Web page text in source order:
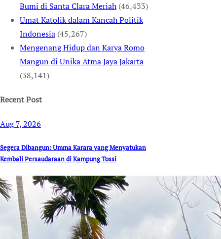
Bumi di Santa Clara Meriah (46,433)
Umat Katolik dalam Kancah Politik
Indonesia (45,267)
Mengenang Hidup dan Karya Romo
Mangun di Unika Atma Jaya Jakarta
(38,141)
Recent Post
Aug 7, 2026
Segera Dibangun: Umma Karara yang Menyatukan
Kembali Persaudaraan di Kampung Tossi